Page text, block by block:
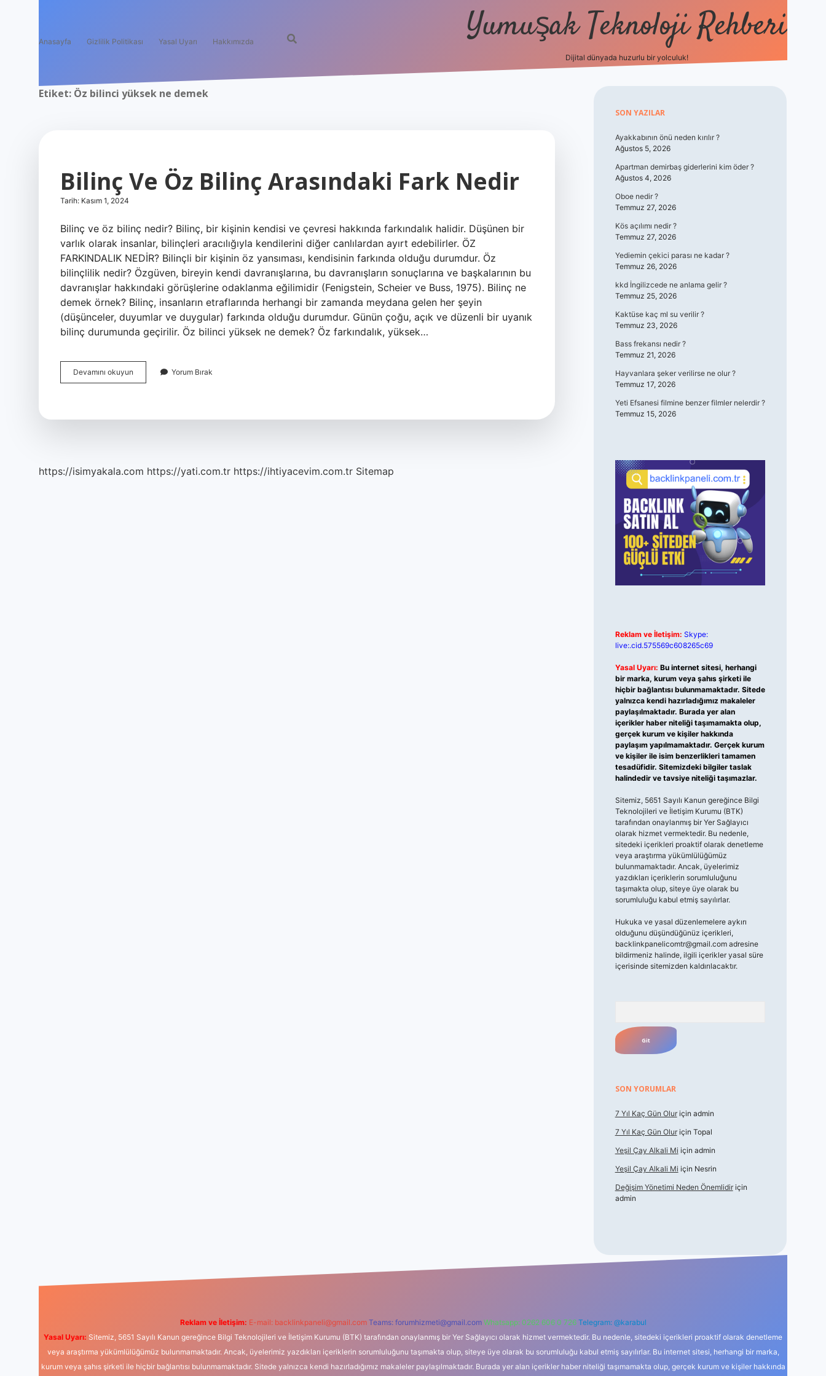
Anasayfa Gizlilik Politikası Yasal Uyarı Hakkımızda Yumuşak Teknoloji Rehberi
Dijital dünyada huzurlu bir yolculuk!
Etiket: Öz bilinci yüksek ne demek
Bilinç Ve Öz Bilinç Arasındaki Fark Nedir
Tarih: Kasım 1, 2024
Bilinç ve öz bilinç nedir? Bilinç, bir kişinin kendisi ve çevresi hakkında farkındalık halidir. Düşünen bir
varlık olarak insanlar, bilinçleri aracılığıyla kendilerini diğer canlılardan ayırt edebilirler. ÖZ
FARKINDALIK NEDİR? Bilinçli bir kişinin öz yansıması, kendisinin farkında olduğu durumdur. Öz
bilinçlilik nedir? Özgüven, bireyin kendi davranışlarına, bu davranışların sonuçlarına ve başkalarının bu
davranışlar hakkındaki görüşlerine odaklanma eğilimidir (Fenigstein, Scheier ve Buss, 1975). Bilinç ne
demek örnek? Bilinç, insanların etraflarında herhangi bir zamanda meydana gelen her şeyin
(düşünceler, duyumlar ve duygular) farkında olduğu durumdur. Günün çoğu, açık ve düzenli bir uyanık
bilinç durumunda geçirilir. Öz bilinci yüksek ne demek? Öz farkındalık, yüksek…
Devamını okuyun
Ve
Yorum Bırak
https://isimyakala.com https://yati.com.tr https://ihtiyacevim.com.tr Sitemap
Sidebar
SON YAZILAR
Ayakkabının önü neden kırılır ?
Ağustos 5, 2026
Apartman demirbaş giderlerini kim öder ?
Ağustos 4, 2026
Oboe nedir ?
Temmuz 27, 2026
Kös açılımı nedir ?
Temmuz 27, 2026
Yediemin çekici parası ne kadar ?
Temmuz 26, 2026
kkd İngilizcede ne anlama gelir ?
Temmuz 25, 2026
Kaktüse kaç ml su verilir ?
Temmuz 23, 2026
Bass frekansı nedir ?
Temmuz 21, 2026
Hayvanlara şeker verilirse ne olur ?
Temmuz 17, 2026
Yeti Efsanesi filmine benzer filmler nelerdir ?
Temmuz 15, 2026
Reklam ve İletişim: Skype:
live:.cid.575569c608265c69
Yasal Uyarı: Bu internet sitesi, herhangi
bir marka, kurum veya şahıs şirketi ile
hiçbir bağlantısı bulunmamaktadır. Sitede
yalnızca kendi hazırladığımız makaleler
paylaşılmaktadır. Burada yer alan
içerikler haber niteliği taşımamakta olup,
gerçek kurum ve kişiler hakkında
paylaşım yapılmamaktadır. Gerçek kurum
ve kişiler ile isim benzerlikleri tamamen
tesadüfidir. Sitemizdeki bilgiler taslak
halindedir ve tavsiye niteliği taşımazlar.
Sitemiz, 5651 Sayılı Kanun gereğince Bilgi
Teknolojileri ve İletişim Kurumu (BTK)
tarafından onaylanmış bir Yer Sağlayıcı
olarak hizmet vermektedir. Bu nedenle,
sitedeki içerikleri proaktif olarak denetleme
veya araştırma yükümlülüğümüz
bulunmamaktadır. Ancak, üyelerimiz
yazdıkları içeriklerin sorumluluğunu
taşımakta olup, siteye üye olarak bu
sorumluluğu kabul etmiş sayılırlar.
Hukuka ve yasal düzenlemelere aykırı
olduğunu düşündüğünüz içerikleri,
backlinkpanelicomtr@gmail.comadresine
bildirmeniz halinde, ilgili içerikler yasal süre
içerisinde sitemizden kaldırılacaktır.
SON YORUMLAR
7 Yıl Kaç Gün Oluriçin admin
7 Yıl Kaç Gün Oluriçin Topal
Yeşil Çay Alkali Mi için admin
Yeşil Çay Alkali Mi için Nesrin
Değişim Yönetimi Neden Önemlidiriçin
admin
Reklam ve İletişim: E-mail: backlinkpaneli@gmail.com Teams: forumhizmeti@gmail.com Whatsapp: 0262 606 0 726 Telegram: @karabul
Yasal Uyarı: Sitemiz, 5651 Sayılı Kanun gereğince Bilgi Teknolojileri ve İletişim Kurumu (BTK) tarafından onaylanmış bir Yer Sağlayıcı olarak hizmet vermektedir. Bu nedenle, sitedeki içerikleri proaktif olarak denetleme
veya araştırma yükümlülüğümüz bulunmamaktadır. Ancak, üyelerimiz yazdıkları içeriklerin sorumluluğunu taşımakta olup, siteye üye olarak bu sorumluluğu kabul etmiş sayılırlar. Bu internet sitesi, herhangi bir marka,
kurum veya şahıs şirketi ile hiçbir bağlantısı bulunmamaktadır. Sitede yalnızca kendi hazırladığımız makaleler paylaşılmaktadır. Burada yer alan içerikler haber niteliği taşımamakta olup, gerçek kurum ve kişiler hakkında